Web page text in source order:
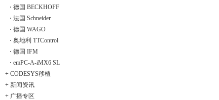
· 德国 BECKHOFF
· 法国 Schneider
· 德国 WAGO
· 奥地利 TTControl
· 德国 IFM
· emPC-A-iMX6 SL
+ CODESYS移植
+ 新闻资讯
+ 广播专区